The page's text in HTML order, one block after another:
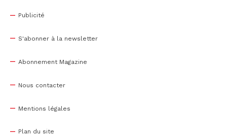
Publicité
S'abonner à la newsletter
Abonnement Magazine
Nous contacter
Mentions légales
Plan du site